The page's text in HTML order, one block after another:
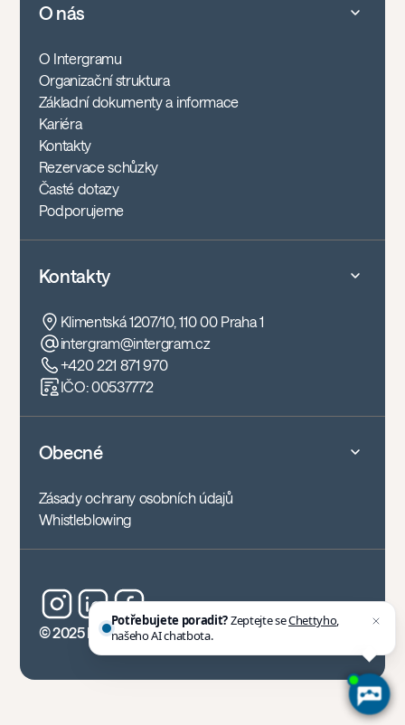
O nás
O Intergramu
Organizační struktura
Základní dokumenty a informace
Kariéra
Kontakty
Rezervace schůzky
Časté dotazy
Podporujeme
Kontakty
Klimentská 1207/10, 110 00 Praha 1
intergram@intergram.cz
+420 221 871 970
IČO: 00537772
Obecné
Zásady ochrany osobních údajů
Whistleblowing
© 2025 Intergram, z.s.
Potřebujete poradit?Zeptejte seChettyho,
našeho AI chatbota.